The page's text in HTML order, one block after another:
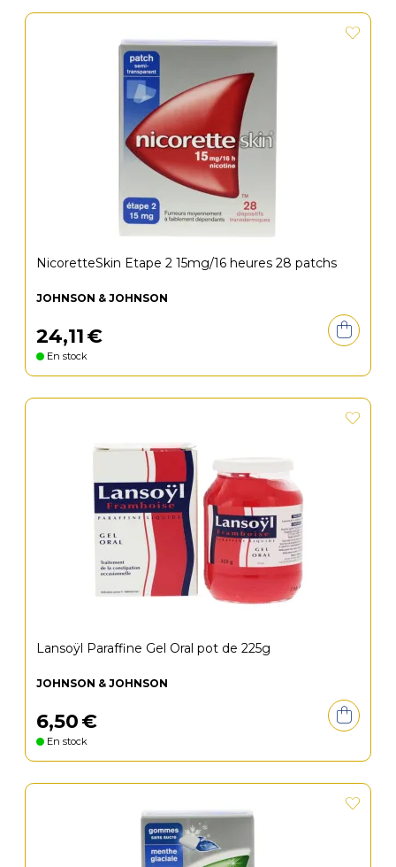
NicoretteSkin Etape 2 15mg/16 heures 28 patchs
JOHNSON & JOHNSON
24,11€
En stock
Lansoÿl Paraffine Gel Oral pot de 225g
JOHNSON & JOHNSON
6,50€
En stock